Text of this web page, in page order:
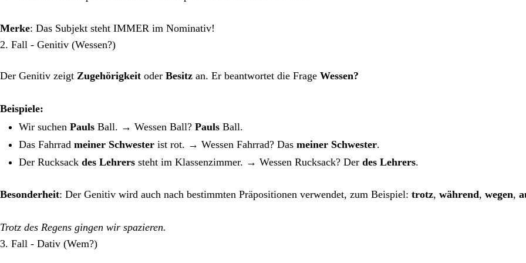
Merke: Das Subjekt steht IMMER im Nominativ!
2. Fall - Genitiv (Wessen?)
Der Genitiv zeigt Zugehörigkeit oder Besitz an. Er beantwortet die Frage Wessen?
Beispiele:
Wir suchen Pauls Ball. → Wessen Ball? Pauls Ball.
Das Fahrrad meiner Schwester ist rot. → Wessen Fahrrad? Das meiner Schwester.
Der Rucksack des Lehrers steht im Klassenzimmer. → Wessen Rucksack? Der des Lehrers.
Besonderheit: Der Genitiv wird auch nach bestimmten Präpositionen verwendet, zum Beispiel: trotz, während, wegen,
Trotz des Regens gingen wir spazieren.
3. Fall - Dativ (Wem?)